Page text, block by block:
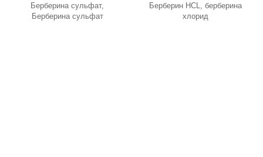
Берберина сульфат,
Берберина сульфат
Берберин HCL, берберина
хлорид